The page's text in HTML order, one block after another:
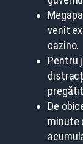
venit
cazino.
Pentru
De
minute